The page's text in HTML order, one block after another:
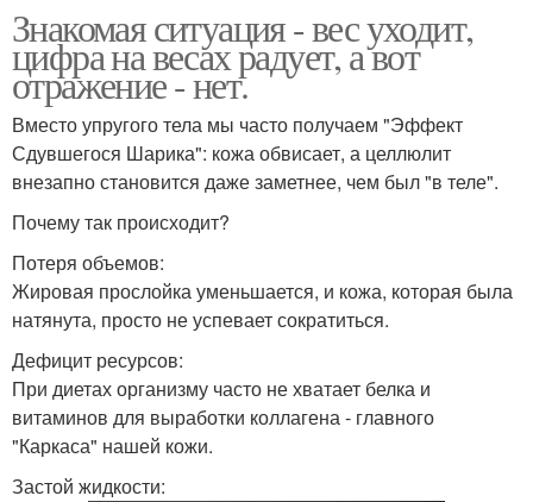
Знакомая ситуация - вес уходит,
цифра на весах радует, а вот
отражение - нет.
Вместо упругого тела мы часто получаем "Эффект
Сдувшегося Шарика": кожа обвисает, а целлюлит
внезапно становится даже заметнее, чем был "в теле".
Почему так происходит?
Потеря объемов:
Жировая прослойка уменьшается, и кожа, которая была
натянута, просто не успевает сократиться.
Дефицит ресурсов:
При диетах организму часто не хватает белка и
витаминов для выработки коллагена - главного
"Каркаса" нашей кожи.
Застой жидкости: